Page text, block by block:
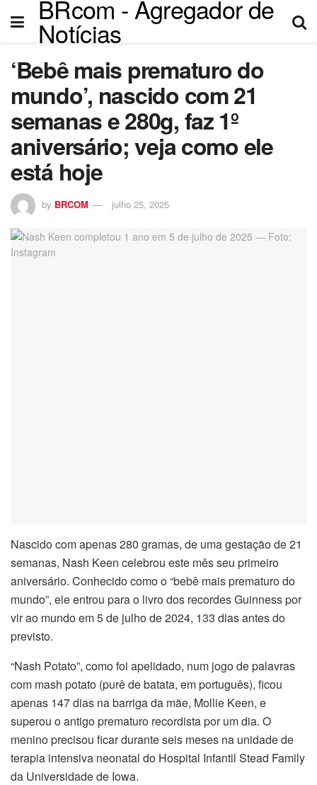
BRcom - Agregador de
Notícias
‘Bebê mais prematuro do
mundo’, nascido com 21
semanas e 280g, faz 1º
aniversário; veja como ele
está hoje
by BRCOM julho 25, 2025
Nascido com apenas 280 gramas, de uma gestação de 21
semanas, Nash Keen celebrou este mês seu primeiro
aniversário. Conhecido como o “bebê mais prematuro do
mundo”, ele entrou para o livro dos recordes Guinness por
vir ao mundo em 5 de julho de 2024, 133 dias antes do
previsto.
“Nash Potato”, como foi apelidado, num jogo de palavras
com mash potato (purê de batata, em português), ficou
apenas 147 dias na barriga da mãe, Mollie Keen, e
superou o antigo prematuro recordista por um dia. O
menino precisou ficar durante seis meses na unidade de
terapia intensiva neonatal do Hospital Infantil Stead Family
da Universidade de Iowa.